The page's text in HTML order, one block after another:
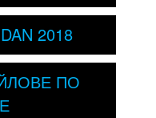
2018
ПО